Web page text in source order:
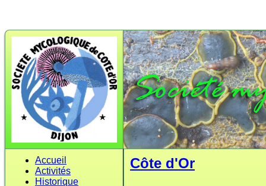
Accueil
Activités
Historique
Côte d'Or